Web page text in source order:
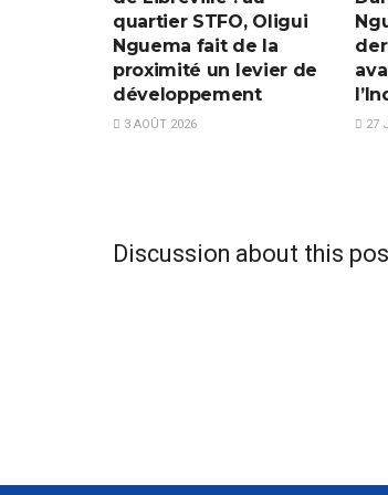
quartier STFO, Oligui
Nguema fait de la
proximité un levier de
développement
3 AOÛT 2026 27
Discussion about this